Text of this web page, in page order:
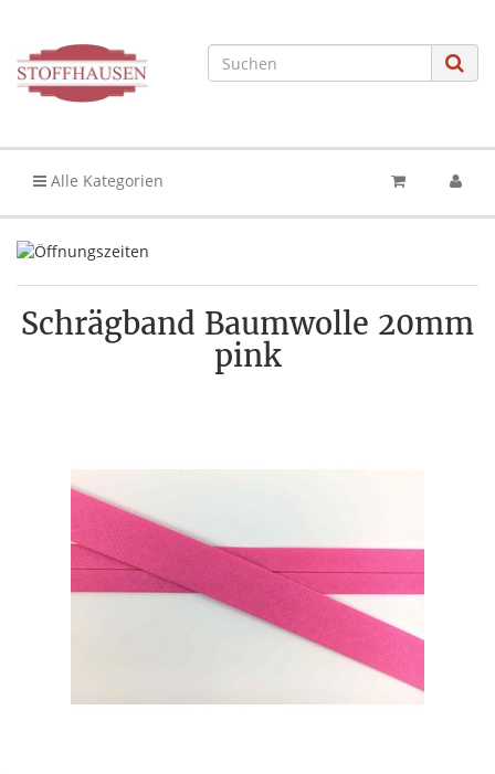
Alle Kategorien
Schrägband Baumwolle 20mm
pink